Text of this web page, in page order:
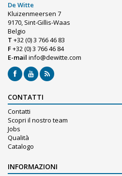
De Witte
Kluizenmeersen 7
9170, Sint-Gillis-Waas
Belgio
T +32 (0) 3 766 46 83
F+32 (0) 3 766 46 84
E-mail info@dewitte.com
CONTATTI
Contatti
Scopri il nostro team
Jobs
Qualità
Catalogo
INFORMAZIONI